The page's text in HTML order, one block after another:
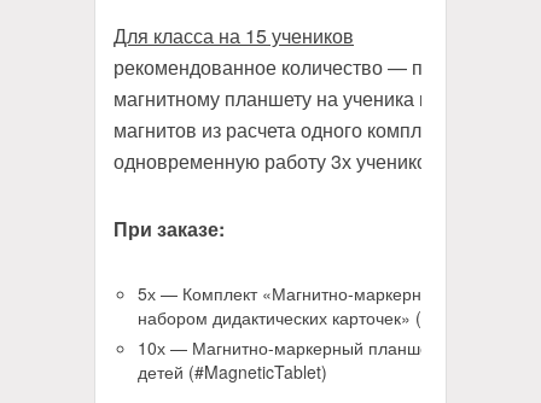
Для класса на 15 учеников
рекомендованное количество — по 1
магнитному планшету на ученика и наборы
магнитов из расчета одного комплекта на
одновременную работу 3х учеников.
При заказе:
5х — Комплект «Магнитно-маркерная доска с
набором дидактических карточек» (#MT-SET)
10х — Магнитно-маркерный планшет для
детей (#MagneticTablet)